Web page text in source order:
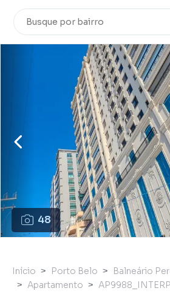
48
Início Porto Belo
Balneário
Apartamento
AP9988_INTERP